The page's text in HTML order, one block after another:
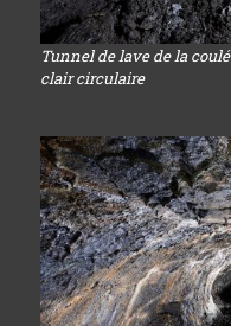
Tunnel de lave de la
clair circulaire